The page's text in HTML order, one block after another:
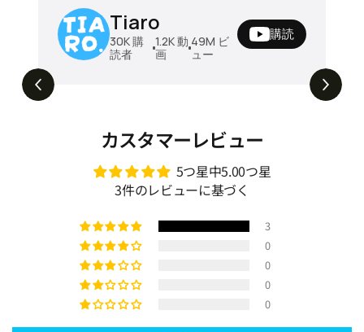
Tiaro
30K購
読者
1.2K動
画
49M ビ
ュー
購読
ソファベッド 折りたたみソファベッド ダ
ブル 木製フレーム クッション付き 幅196
cm ベッド兼用 2人掛け 来客用 リビング
寝椅子 安定感 北欧風 シンプル 新生活 家
¥196780
昼はソファ、夜はベッド。毎日ちょうどいい
カスタマーレビュー
5つ星中5.00つ星
3件のレビューに基づく
3
0
0
0
0